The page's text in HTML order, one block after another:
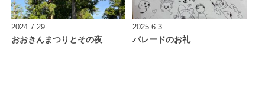
2024.7.29
おおきんまつりとその夜
2025.6.3
パレードのお礼